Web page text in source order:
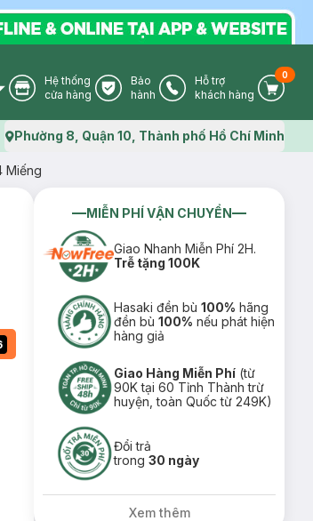
Store Icon
Hệ thống
cửa hàng
Warranty Icon
Bảo
hành
Phone Icon
Hỗ trợ
khách hàng
Cart
0
Map icon
Phường 8, Quận 10, Thành phố Hồ Chí Minh
Miếng
MIỄN PHÍ VẬN CHUYỂN
Giao Nhanh Miễn Phí 2H.
Trễ tặng 100K
Hasaki đền bù100% hãng
đền bù100% nếu phát hiện
hàng giả
Giao Hàng Miễn Phí (từ
90K tại 60 Tỉnh Thành trừ
huyện, toàn Quốc từ 249K)
Đổi trả
trong30 ngày
Xem thêm